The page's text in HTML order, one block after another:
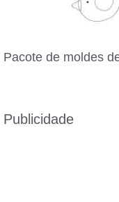
Pacote de moldes
Publicidade